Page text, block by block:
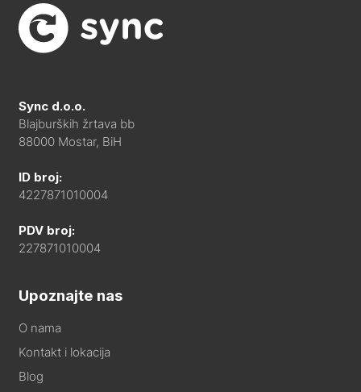
Sync d.o.o.
Blajburških žrtava bb
88000 Mostar, BiH
ID broj:
4227871010004
PDV broj:
227871010004
Upoznajte nas
O nama
Kontakt i lokacija
Blog